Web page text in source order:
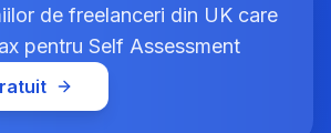
de freelanceri din UK care
pentru Self Assessment